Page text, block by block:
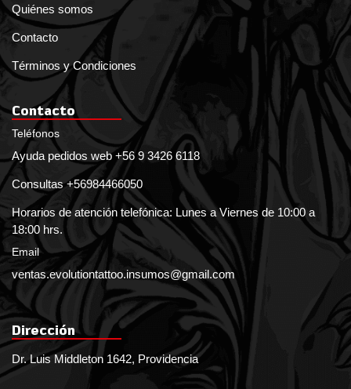
Quiénes somos
Contacto
Términos y Condiciones
Contacto
Teléfonos
Ayuda pedidos web +56 9 3426 6118
Consultas +56984466050
Horarios de atención telefónica: Lunes a Viernes de 10:00 a
18:00 hrs.
Email
ventas.evolutiontattoo.insumos@gmail.com
Dirección
Dr. Luis Middleton 1642, Providencia